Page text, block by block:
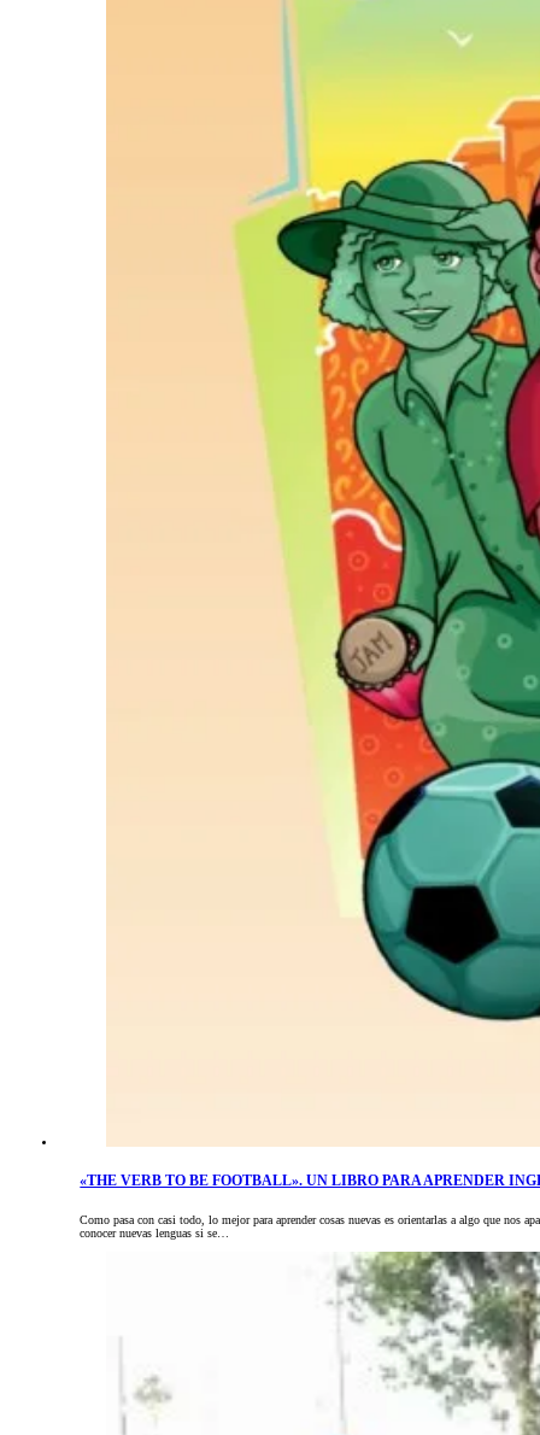
«THE VERB TO BE FOOTBALL». UN LIBRO PARA APRENDER
Como pasa con casi todo, lo mejor para aprender cosas nuevas es orientarlas a algo que nos
conocer nuevas lenguas si se…